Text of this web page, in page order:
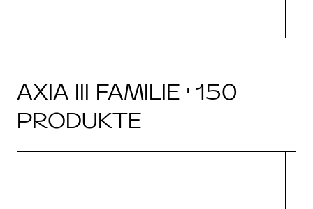
AXIA III FAMILIE · 150
PRODUKTE